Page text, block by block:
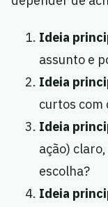
Ideia
assunto e
Ideia
curtos com
Ideia
ação)
escolha?
Ideia